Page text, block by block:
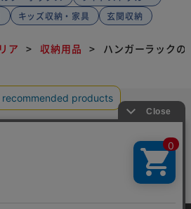
キッズ収納・家具 玄関収納
ア 収納用品 ハンガーラックの